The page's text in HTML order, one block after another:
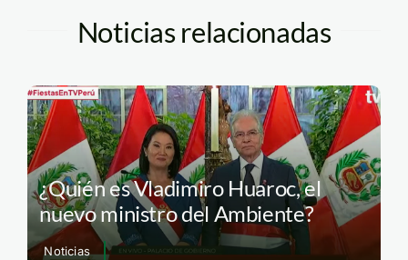
Noticias relacionadas
¿Quién es Vladimiro Huaroc, el
nuevo ministro del Ambiente?
Noticias